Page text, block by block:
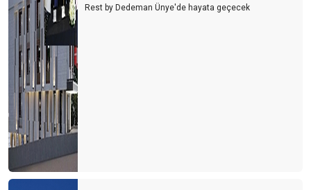
Rest by Dedeman Ünye'de hayata geçecek